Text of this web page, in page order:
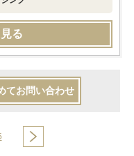
る
てお問い合わせ